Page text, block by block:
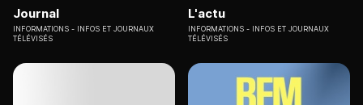
Journal
INFORMATIONS
INFOS ET JOURNAUX
TÉLÉVISÉS
L'actu
INFORMATIONS
INFOS ET JOURNAUX
TÉLÉVISÉS